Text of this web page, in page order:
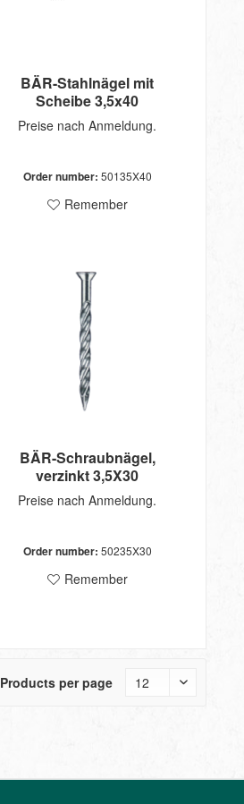
BÄR-Stahlnägel mit
Scheibe 3,5x40
Preise nach Anmeldung.
Order number: 50135X40
Remember
BÄR-Schraubnägel,
verzinkt 3,5X30
Preise nach Anmeldung.
Order number: 50235X30
Remember
Products per page